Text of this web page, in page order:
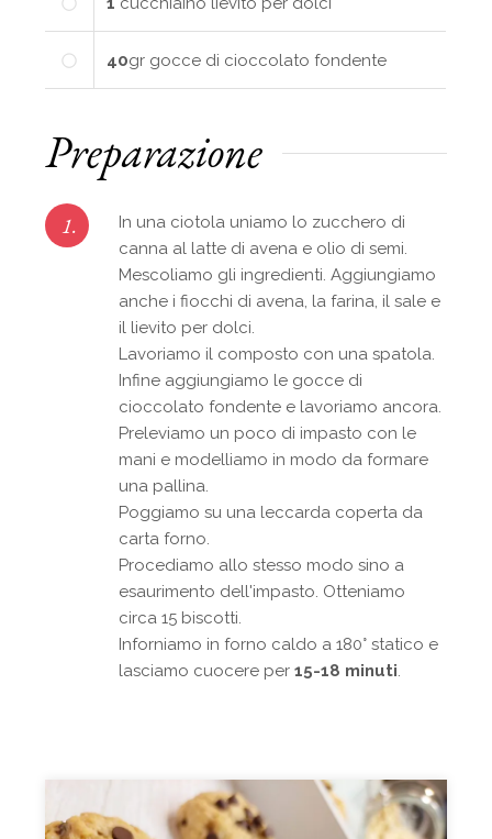
40gr gocce di cioccolato fondente
Preparazione
1.
In una ciotola uniamo lo zucchero di
canna al latte di avena e olio di semi.
Mescoliamo gli ingredienti. Aggiungiamo
anche i fiocchi di avena, la farina, il sale e
il lievito per dolci.
Lavoriamo il composto con una spatola.
Infine aggiungiamo le gocce di
cioccolato fondente e lavoriamo ancora.
Preleviamo un poco di impasto con le
mani e modelliamo in modo da formare
una pallina.
Poggiamo su una leccarda coperta da
carta forno.
Procediamo allo stesso modo sino a
esaurimento dell'impasto. Otteniamo
circa 15 biscotti.
Inforniamo in forno caldo a 180° statico e
lasciamo cuocere per15-18 minuti.